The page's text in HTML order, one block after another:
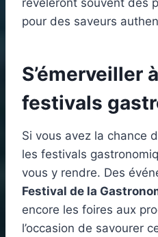
pour des saveurs
S’émerveiller
festivals
Si vous avez la chance
les festivals
vous y rendre. Des
Festival de la
encore les foires aux
l’occasion de savourer